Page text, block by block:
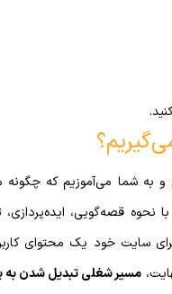
و به شما می‌آموزیم که
قصه‌گویی،
سایت خود یک محتوای
مسیر شغلی تبدیل شدن به